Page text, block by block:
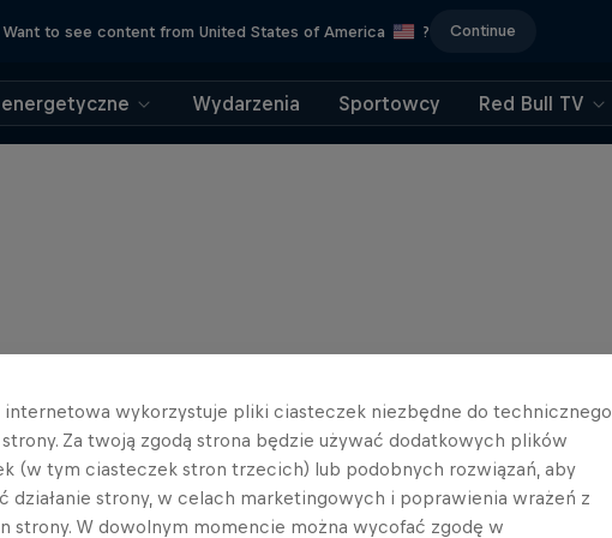
Want to see content from United States of America ? Continue
Wydarzenia Sportowcy Red Bull TV
internetowa wykorzystuje pliki ciasteczek niezbędne do technicznego
strony. Za twoją zgodą strona będzie używać dodatkowych plików
(w tym ciasteczek stron trzecich) lub podobnych rozwiązań, aby
działanie strony, w celach marketingowych i poprawienia wrażeń z
strony. W dowolnym momencie można wycofać zgodę w